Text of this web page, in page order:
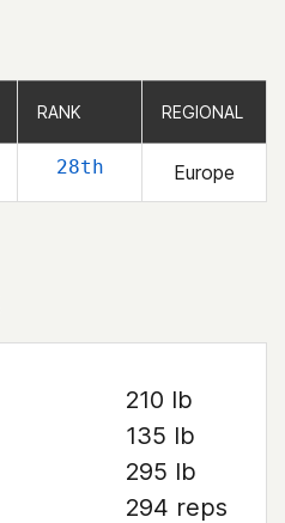
RANK REGIONAL
28th Europe
RANK REGIONAL
210 lb
135 lb
295 lb
294 reps